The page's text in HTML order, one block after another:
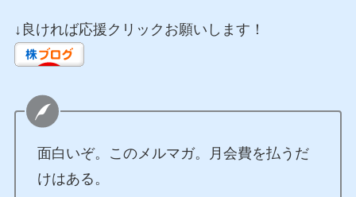
↓良ければ応援クリックお願いします！
面白いぞ。このメルマガ。月会費を払うだ
けはある。